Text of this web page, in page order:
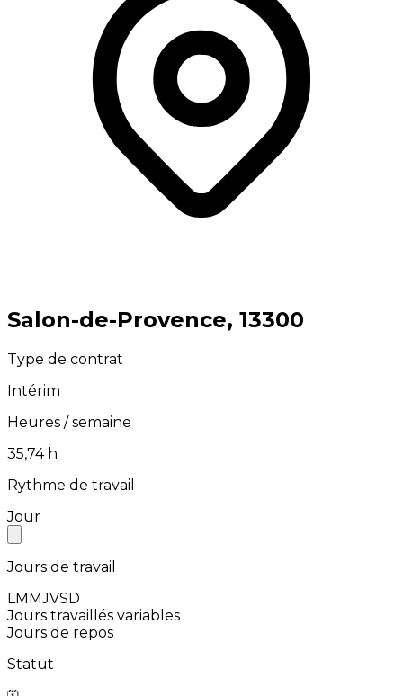
⁨Salon-de-Provence⁩, ⁨13300⁩
Type de contrat
Intérim
Heures / semaine
⁨35,74⁩ h
Rythme de travail
Jour
Jours de travail
LMMJVSD
Jours travaillés variables
Jours de repos
Statut